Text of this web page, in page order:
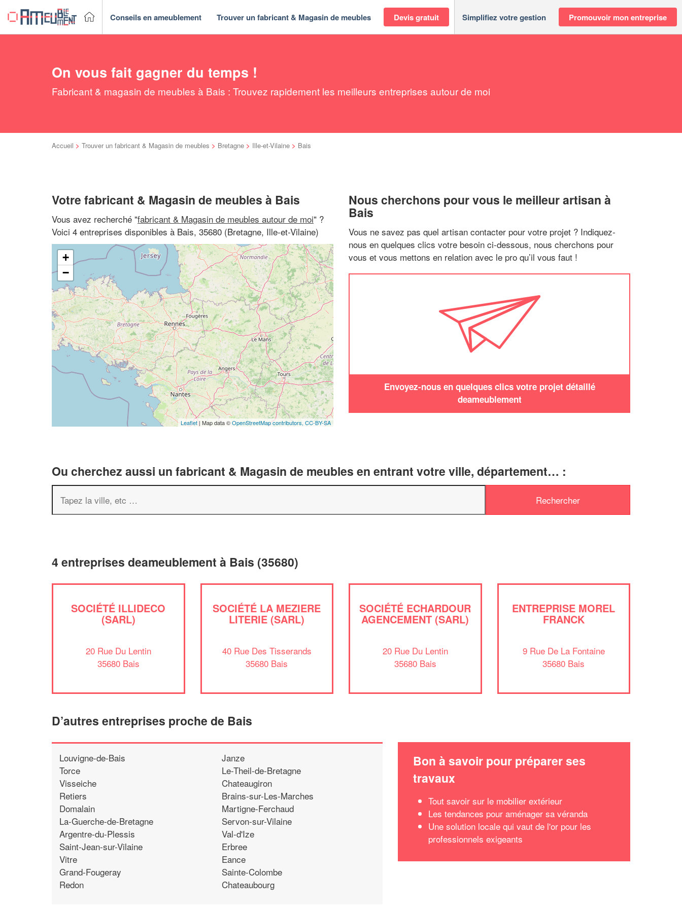
Conseils en ameublement Trouver un fabricant & Magasin de meubles Devis gratuit Simplifiez votre gestion Promouvoir mon entreprise
On vous fait gagner du temps !
Fabricant & magasin de meubles à Bais : Trouvez rapidement les meilleurs entreprises autour de moi
Accueil > Trouver un fabricant & Magasin de meubles > Bretagne > Ille-et-Vilaine > Bais
Votre fabricant & Magasin de meubles à Bais
Vous avez recherché "fabricant & Magasin de meubles autour de moi" ?
Voici 4 entreprises disponibles à Bais, 35680 (Bretagne, Ille-et-Vilaine)
+
−
Leaflet| Map data ©OpenStreetMap contributors, CC-BY-SA
Nous cherchons pour vous le meilleur artisan à
Bais
Vous ne savez pas quel artisan contacter pour votre projet ? Indiquez-
nous en quelques clics votre besoin ci-dessous, nous cherchons pour
vous et vous mettons en relation avec le pro qu’il vous faut !
Envoyez-nous en quelques clics votre projet détaillé
deameublement
Ou cherchez aussi un fabricant & Magasin de meubles en entrant votre ville, département… :
4 entreprises deameublement à Bais (35680)
SOCIÉTÉ ILLIDECO
(SARL)
20 Rue Du Lentin
35680 Bais
SOCIÉTÉ LA MEZIERE
LITERIE (SARL)
40 Rue Des Tisserands
35680 Bais
SOCIÉTÉ ECHARDOUR
AGENCEMENT (SARL)
20 Rue Du Lentin
35680 Bais
ENTREPRISE MOREL
FRANCK
9 Rue De La Fontaine
35680 Bais
D’autres entreprises proche de Bais
Louvigne-de-Bais
Torce
Visseiche
Retiers
Domalain
La-Guerche-de-Bretagne
Argentre-du-Plessis
Saint-Jean-sur-Vilaine
Vitre
Grand-Fougeray
Redon
Janze
Le-Theil-de-Bretagne
Chateaugiron
Brains-sur-Les-Marches
Martigne-Ferchaud
Servon-sur-Vilaine
Val-d'Ize
Erbree
Eance
Sainte-Colombe
Chateaubourg
Bon à savoir pour préparer ses
travaux
Tout savoir sur le mobilier extérieur
Les tendances pour aménager sa véranda
Une solution locale qui vaut de l'or pour les
professionnels exigeants
Vous êtes
nouveaux clients